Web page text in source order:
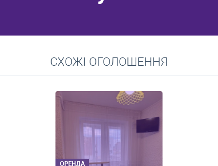
Середні ціни на довготривалу оренду квартир, особняків,
кімнат
СХОЖІ ОГОЛОШЕННЯ
ОРЕНДА